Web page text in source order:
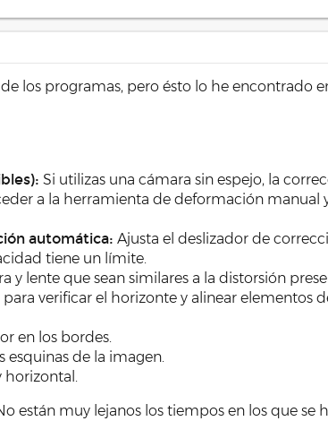
los programas, pero ésto lo he encontrado
Si utilizas una cámara sin espejo, la
a la herramienta de deformación manual
automática: Ajusta el deslizador de
tiene un límite.
y lente que sean similares a la distorsión
verificar el horizonte y alinear elementos
en los bordes.
esquinas de la imagen.
horizontal.
están muy lejanos los tiempos en los que